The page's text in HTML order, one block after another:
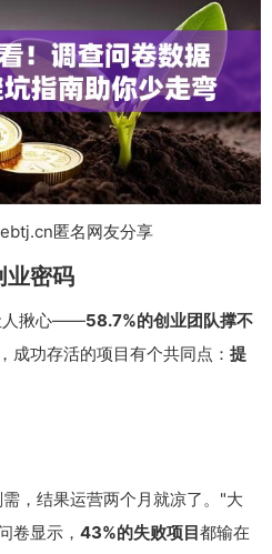
匿名网友分享
业密码
人揪心——58.7%的创业团队撑不
成功存活的项目有个共同点： 提
，结果运营两个月就凉了。"大
卷显示， 43%的失败项目都输在